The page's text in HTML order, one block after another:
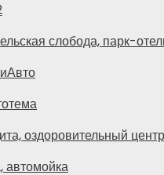
слобода, парк-
оздоровительный центр
автомойка